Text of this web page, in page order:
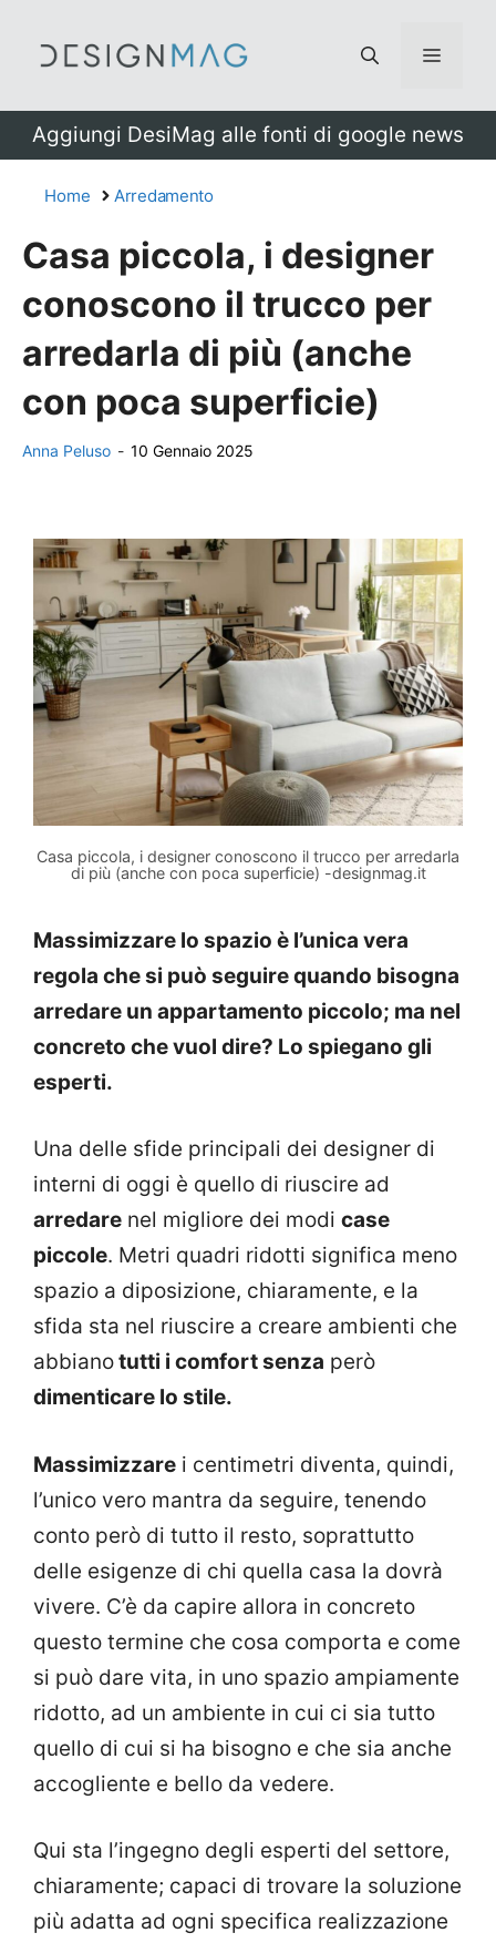
Menu
Aggiungi DesiMag alle fonti di google news
Home Arredamento
Casa piccola, i designer
conoscono il trucco per
arredarla di più (anche
con poca superficie)
Anna Peluso - 10 Gennaio 2025
Casa piccola, i designer conoscono il trucco per arredarla
di più (anche con poca superficie) -designmag.it
Massimizzare lo spazio è l’unica vera
regola che si può seguire quando bisogna
arredare un appartamento piccolo; ma nel
concreto che vuol dire? Lo spiegano gli
esperti.
Una delle sfide principali dei designer di
interni di oggi è quello di riuscire ad
arredare nel migliore dei modi case
piccole. Metri quadri ridotti significa meno
spazio a diposizione, chiaramente, e la
sfida sta nel riuscire a creare ambienti che
abbianotutti i comfort senza però
dimenticare lo stile.
Massimizzare i centimetri diventa, quindi,
l’unico vero mantra da seguire, tenendo
conto però di tutto il resto, soprattutto
delle esigenze di chi quella casa la dovrà
vivere. C’è da capire allora in concreto
questo termine che cosa comporta e come
si può dare vita, in uno spazio ampiamente
ridotto, ad un ambiente in cui ci sia tutto
quello di cui si ha bisogno e che sia anche
accogliente e bello da vedere.
Qui sta l’ingegno degli esperti del settore,
chiaramente; capaci di trovare la soluzione
più adatta ad ogni specifica realizzazione